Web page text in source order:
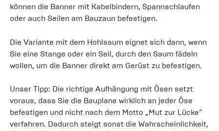
können die Banner mit Kabelbindern, Spannschlaufen
oder auch Seilen am Bauzaun befestigen.
Die Variante mit dem Hohlsaum eignet sich dann, wenn
Sie eine Stange oder ein Seil, durch den Saum fädeln
wollen, um die Banner direkt am Gerüst zu befestigen.
Unser Tipp: Die richtige Aufhängung mit Ösen setzt
voraus, dass Sie die Bauplane wirklich an jeder Öse
befestigen und nicht nach dem Motto „Mut zur Lücke“
verfahren. Dadurch steigt sonst die Wahrscheinlichkeit,